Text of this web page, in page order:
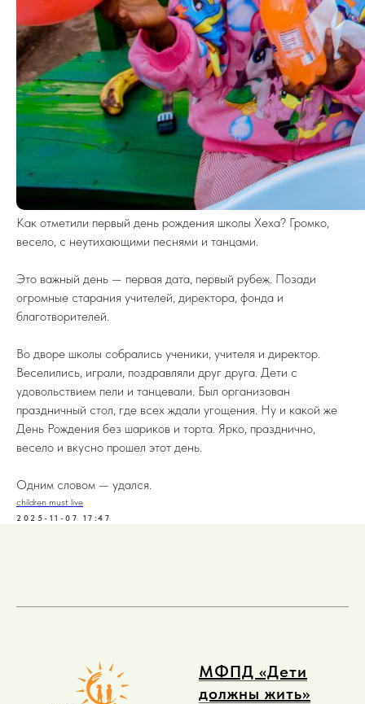
Как отметили первый день рождения школы Хеха? Громко,
весело, с неутихающими песнями и танцами.
Это важный день — первая дата, первый рубеж. Позади
огромные старания учителей, директора, фонда и
благотворителей.
Во дворе школы собрались ученики, учителя и директор.
Веселились, играли, поздравляли друг друга. Дети с
удовольствием пели и танцевали. Был организован
праздничный стол, где всех ждали угощения. Ну и какой же
День Рождения без шариков и торта. Ярко, празднично,
весело и вкусно прошел этот день.
Одним словом — удался.
children must live
2025-11-07 17:47
МФПД «Дети
должны жить»